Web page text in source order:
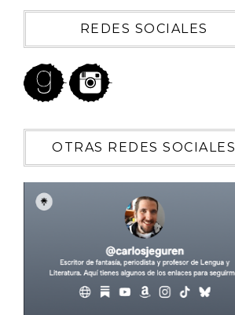
REDES SOCIALES
OTRAS REDES SOCIALES